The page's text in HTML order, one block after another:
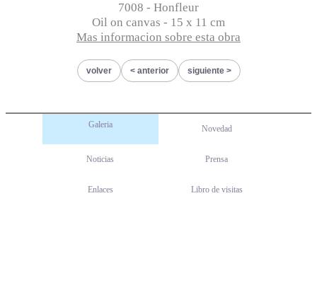
7008 - Honfleur
Oil on canvas - 15 x 11 cm
Mas informacion sobre esta obra
volver anterior siguiente
Galeria Novedad
Noticias Prensa
Enlaces Libro de visitas